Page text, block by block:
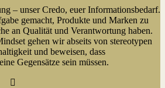
– unser Credo, euer Informationsbedarf.
gemacht, Produkte und Marken zu
an Qualität und Verantwortung haben.
gehen wir abseits von stereotypen
und beweisen, dass
Gegensätze sein müssen.